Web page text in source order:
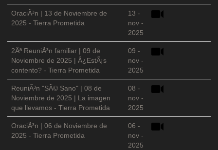
OraciÃ³n | 13 de Noviembre de
2025 - Tierra Prometida
13 -
nov -
2025
2Âª ReuniÃ³n familiar | 09 de
Noviembre de 2025 | Â¿EstÃ¡s
contento? - Tierra Prometida
09 -
nov -
2025
ReuniÃ³n "SÃ© Sano" | 08 de
Noviembre de 2025 | La imagen
que llevamos - Tierra Prometida
08 -
nov -
2025
OraciÃ³n | 06 de Noviembre de
2025 - Tierra Prometida
06 -
nov -
2025